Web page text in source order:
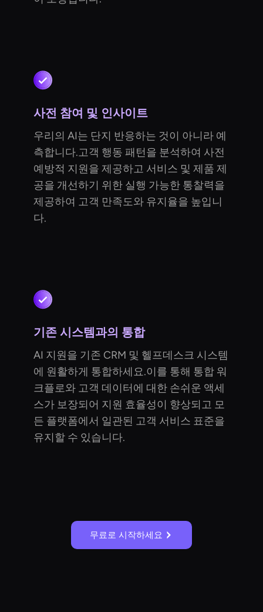
사전 참여 및 인사이트
우리의 AI는 단지 반응하는 것이 아니라 예
측합니다.고객 행동 패턴을 분석하여 사전
예방적 지원을 제공하고 서비스 및 제품 제
공을 개선하기 위한 실행 가능한 통찰력을
제공하여 고객 만족도와 유지율을 높입니
다.
기존 시스템과의 통합
AI 지원을 기존 CRM 및 헬프데스크 시스템
에 원활하게 통합하세요.이를 통해 통합 워
크플로와 고객 데이터에 대한 손쉬운 액세
스가 보장되어 지원 효율성이 향상되고 모
든 플랫폼에서 일관된 고객 서비스 표준을
유지할 수 있습니다.
무료로 시작하세요